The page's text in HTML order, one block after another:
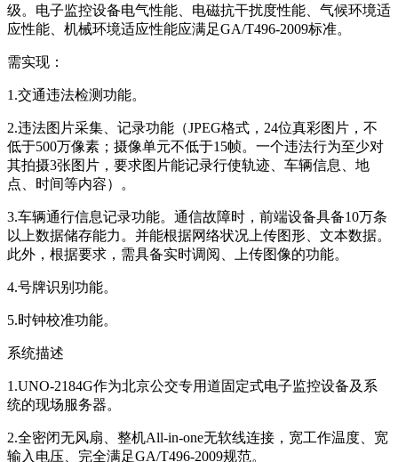
级。电子监控设备电气性能、电磁抗干扰度性能、气候环境适
应性能、机械环境适应性能应满足GA/T496-2009标准。
需实现：
1.交通违法检测功能。
2.违法图片采集、记录功能（JPEG格式，24位真彩图片，不
低于500万像素；摄像单元不低于15帧。一个违法行为至少对
其拍摄3张图片，要求图片能记录行使轨迹、车辆信息、地
点、时间等内容）。
3.车辆通行信息记录功能。通信故障时，前端设备具备10万条
以上数据储存能力。并能根据网络状况上传图形、文本数据。
此外，根据要求，需具备实时调阅、上传图像的功能。
4.号牌识别功能。
5.时钟校准功能。
系统描述
1.UNO-2184G作为北京公交专用道固定式电子监控设备及系
统的现场服务器。
2.全密闭无风扇、整机All-in-one无软线连接，宽工作温度、宽
输入电压、完全满足GA/T496-2009规范。